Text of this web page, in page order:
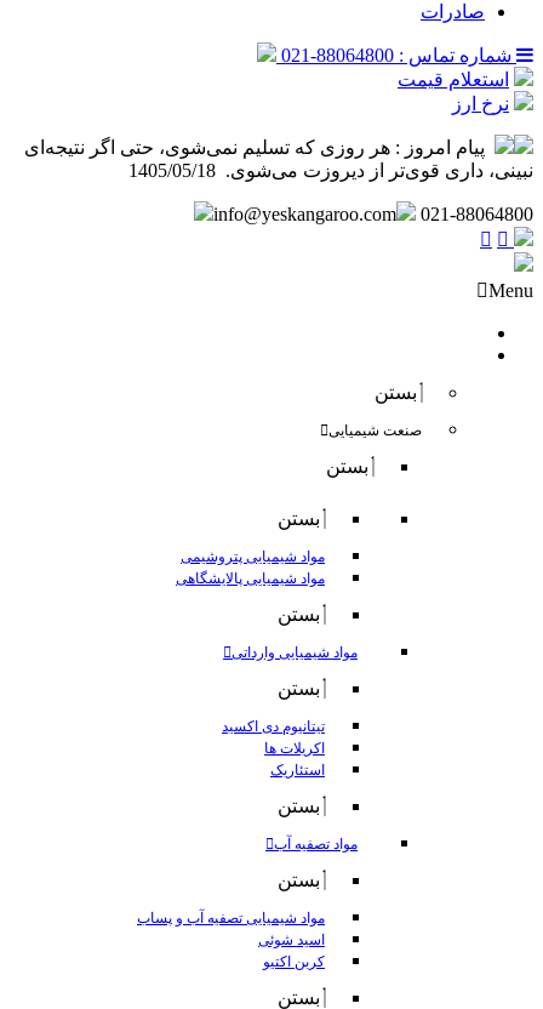
صادرات
شماره تماس : 88064800-021
استعلام قیمت
نرخ ارز
پیام امروز : هر روزی که تسلیم نمی‌شوی، حتی اگر نتیجه‌ای
نبینی، داری قوی‌تر از دیروزت می‌شوی. ️ 1405/05/18
info@yeskangaroo.com 021-88064800
Menu
بستن
صنعت شیمیایی
بستن
بستن
مواد شیمیایی پتروشیمی
مواد شیمیایی پالایشگاهی
بستن
مواد شیمیایی وارداتی
بستن
تیتانیوم دی اکسید
اکریلات ها
استئاریک
بستن
مواد تصفیه آب
بستن
مواد شیمیایی تصفیه آب و پساب
اسید شوئی
کربن اکتیو
بستن